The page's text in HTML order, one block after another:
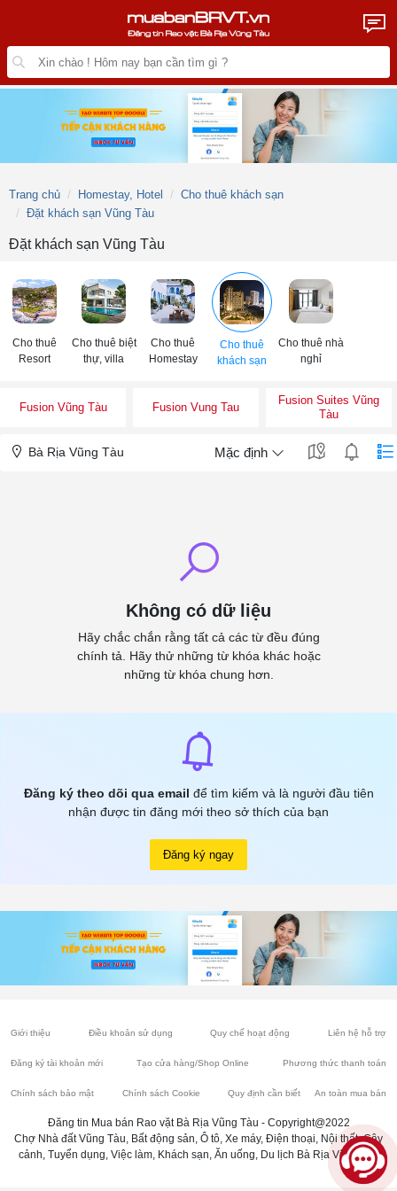
Trang chủ Homestay, Hotel
Cho thuê khách sạn
Đặt khách sạn Vũng Tàu
Đặt khách sạn Vũng Tàu
Cho thuê
Resort
Cho thuê biệt
thự, villa
Cho thuê
Homestay
Cho thuê
khách sạn
Cho thuê nhà
nghỉ
Fusion Vũng Tàu Fusion Vung Tau
Fusion Suites Vũng
Tàu
Bà Rịa Vũng Tàu Mặc định
Không có dữ liệu
Hãy chắc chắn rằng tất cả các từ đều đúng
chính tả. Hãy thử những từ khóa khác hoặc
những từ khóa chung hơn.
Đăng ký theo dõi qua email để tìm kiếm và là người đầu tiên
nhận được tin đăng mới theo sở thích của bạn
Đăng ký ngay
Giới thiệu Điều khoản sử dụng Quy chế hoạt động Liên hệ hỗ trợ
Đăng ký tài khoản mới Tạo cửa hàng/Shop Online Phương thức thanh toán
Chính sách bảo mật Chính sách Cookie Quy định cần biết An toàn mua bán
Đăng tin Mua bán Rao vặt Bà Rịa Vũng Tàu - Copyright@2022
Chợ Nhà đất Vũng Tàu, Bất động sản, Ô tô, Xe máy, Điện thoại, Nội thất, Cây
cảnh, Tuyển dụng, Việc làm, Khách sạn, Ăn uống, Du lịch Bà Rịa Vũng Tàu